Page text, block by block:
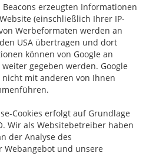
erzeugten Informationen
(einschließlich Ihrer IP-
Werbeformaten werden an
USA übertragen und dort
können von Google an
gegeben werden. Google
mit anderen von Ihnen
Cookies erfolgt auf Grundlage
Wir als Websitebetreiber haben
der Analyse des
Webangebot und unsere